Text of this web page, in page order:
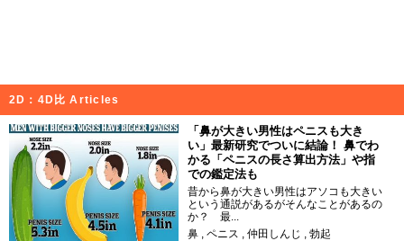
2D：4D比 Articles
「鼻が大きい男性はペニスも大き
い」最新研究でついに結論！ 鼻でわ
かる「ペニスの長さ算出方法」や指
での鑑定法も
昔から鼻が大きい男性はアソコも大きい
という通説があるがそんなことがあるの
か？ 最...
鼻
ペニス 仲田しんじ
勃起